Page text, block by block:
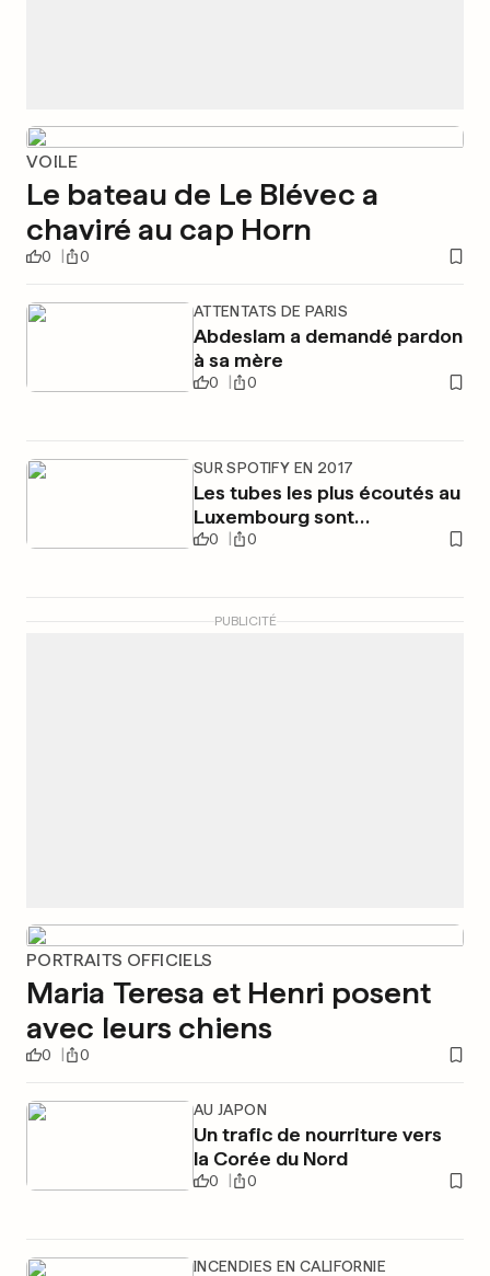
VOILE
Le bateau de Le Blévec a
chaviré au cap Horn
0 0
ATTENTATS DE PARIS
Abdeslam a demandé pardon
à sa mère
0 0
SUR SPOTIFY EN 2017
Les tubes les plus écoutés au
Luxembourg sont…
0 0
PUBLICITÉ
PORTRAITS OFFICIELS
Maria Teresa et Henri posent
avec leurs chiens
0 0
AU JAPON
Un trafic de nourriture vers
la Corée du Nord
0 0
INCENDIES EN CALIFORNIE